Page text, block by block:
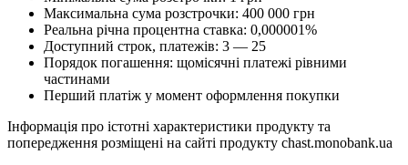
Максимальна сума розстрочки: 400 000 грн
Реальна річна процентна ставка: 0,000001%
Доступний строк, платежів: 3 — 25
Порядок погашення: щомісячні платежі рівними
частинами
Перший платіж у момент оформлення покупки
Інформація про істотні характеристики продукту та
попередження розміщені на сайті продукту chast.monobank.ua